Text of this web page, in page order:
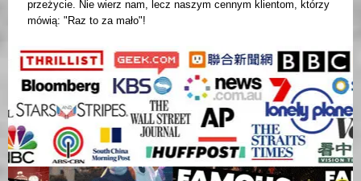
przeżycie. Nie wierz nam, lecz naszym cennym klientom, którzy
mówią: "Raz to za mało"!